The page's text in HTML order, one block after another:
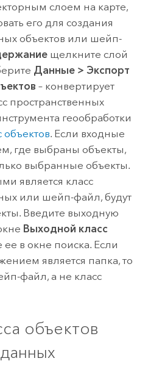
слоем на карте,
его для создания
объектов или шейп-
щелкните слой
Данные > Экспорт
– конвертирует
пространственных
геообработки
объектов. Если входные
где выбраны объекты,
выбранные объекты.
является класс
или шейп-файл, будут
Введите выходную
Выходной класс
ее в окне поиска. Если
является папка, то
файл, а не класс
объектов